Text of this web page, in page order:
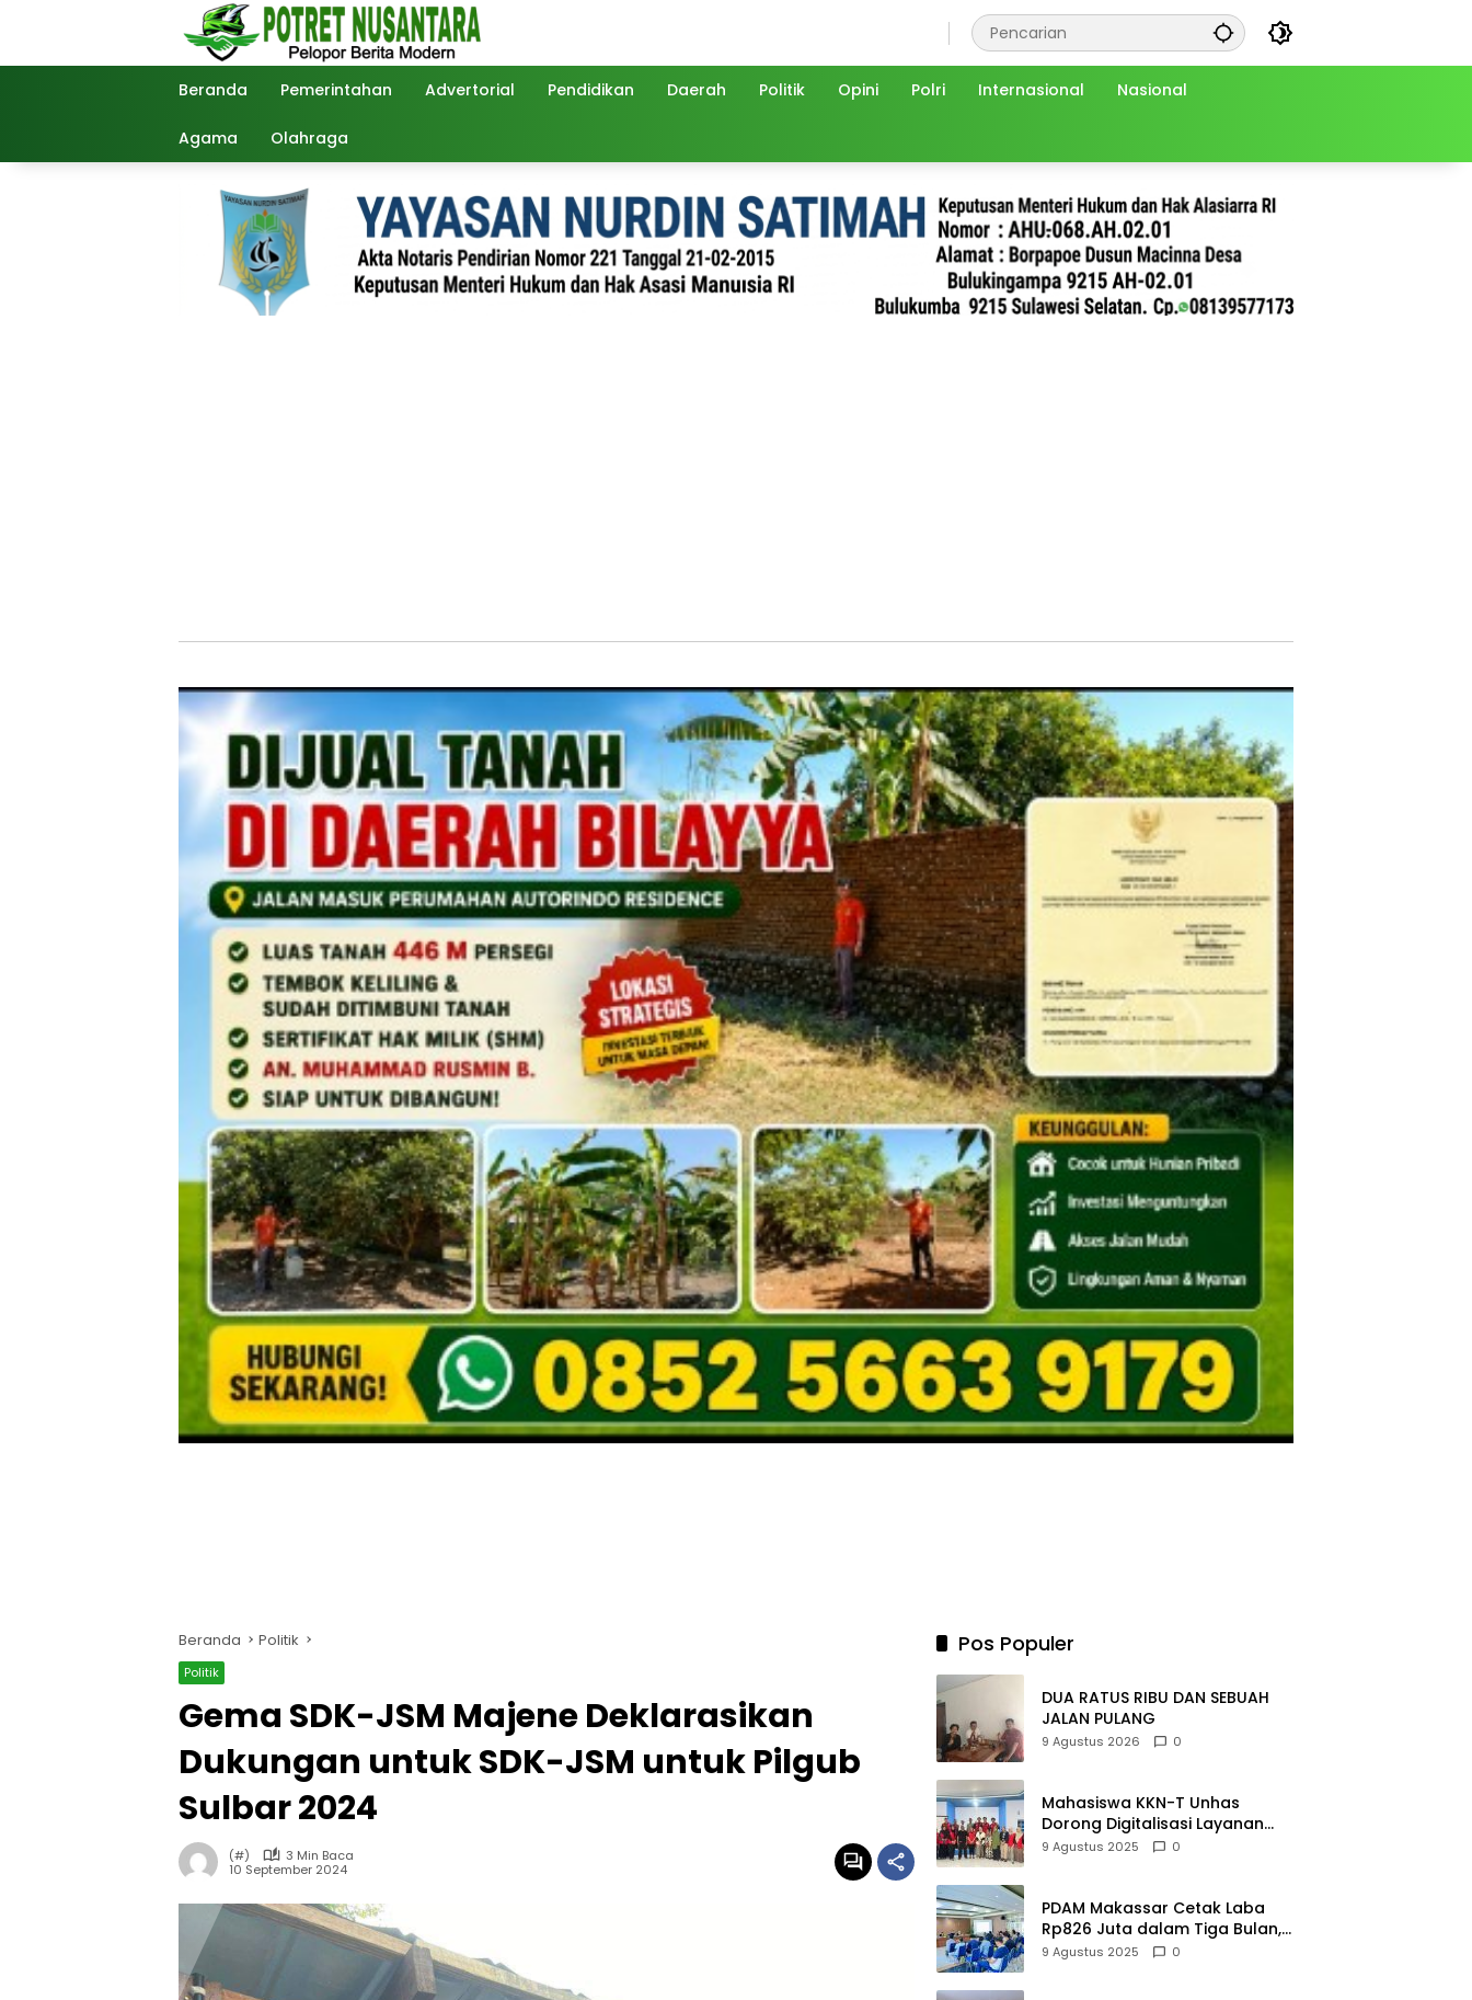
Beranda Pemerintahan Advertorial Pendidikan Daerah Politik Opini Polri Internasional Nasional
Agama Olahraga
Beranda Politik
Politik
Gema SDK-JSM Majene Deklarasikan
Dukungan untuk SDK-JSM untuk Pilgub
Sulbar 2024
(#)
3 Min Baca
10 September 2024
Pos Populer
DUA RATUS RIBU DAN SEBUAH
JALAN PULANG
9 Agustus 2026 0
Mahasiswa KKN-T Unhas
Dorong Digitalisasi Layanan
Publik dan UMKM di Desa
9 Agustus 2025 0
PDAM Makassar Cetak Laba
Rp826 Juta dalam Tiga Bulan,
Bangkit dari Kerugian Rp5,2
9 Agustus 2025 0